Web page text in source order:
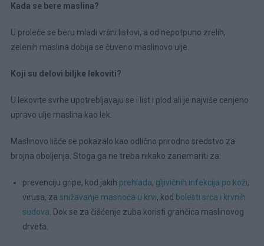
Kada se bere maslina?
U proleće se beru mladi vršni listovi, a od nepotpuno zrelih,
zelenih maslina dobija se čuveno maslinovo ulje.
Koji su delovi biljke lekoviti?
U lekovite svrhe upotrebljavaju se i list i plod ali je najviše cenjeno
upravo ulje maslina kao lek.
Maslinovo lišće se pokazalo kao odlično prirodno sredstvo za
brojna oboljenja. Stoga ga ne treba nikako zanemariti za:
prevenciju gripe, kod jakih prehlada, gljivičnih infekcija po koži,
virusa, za snižavanje masnoća u krvi, kod bolesti srca i krvnih
sudova . Dok se za čišćenje zuba koristi grančica maslinovog
drveta.